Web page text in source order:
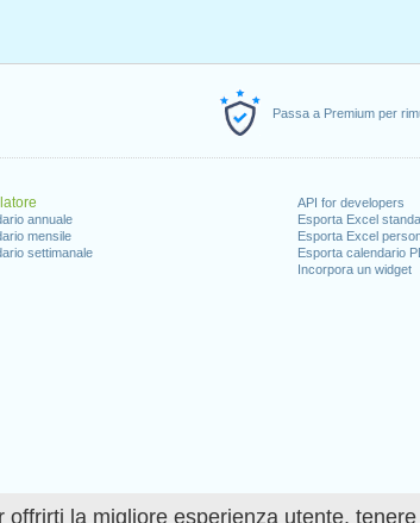
la migliore esperienza utente,
Passa a Premium per
annuale
mensile
settimanale
API for developers
Esporta Excel
Esporta Excel
Esporta calendario
Incorpora un widget